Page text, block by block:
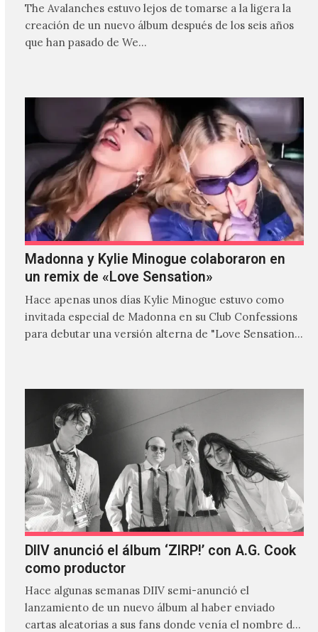
The Avalanches estuvo lejos de tomarse a la ligera la
creación de un nuevo álbum después de los seis años
que han pasado de We…
Madonna y Kylie Minogue colaboraron en
un remix de «Love Sensation»
Hace apenas unos días Kylie Minogue estuvo como
invitada especial de Madonna en su Club Confessions
para debutar una versión alterna de "Love Sensation",
DIIV anunció el álbum ‘ZIRP!’ con A.G. Cook
como productor
Hace algunas semanas DIIV semi-anunció el
lanzamiento de un nuevo álbum al haber enviado
cartas aleatorias a sus fans donde venía el nombre de